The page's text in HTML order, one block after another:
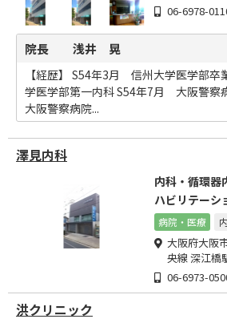
06-6978-
院長 浅井 晃
【経歴】 S54年3月 信州大学医学部
学医学部第一内科 S54年7月 大阪警察
大阪警察病院...
澤見内科
内科・循環器
ハビリテーシ
病院・医療
大阪府大阪
央線 深江橋
06-6973-
洪クリニック